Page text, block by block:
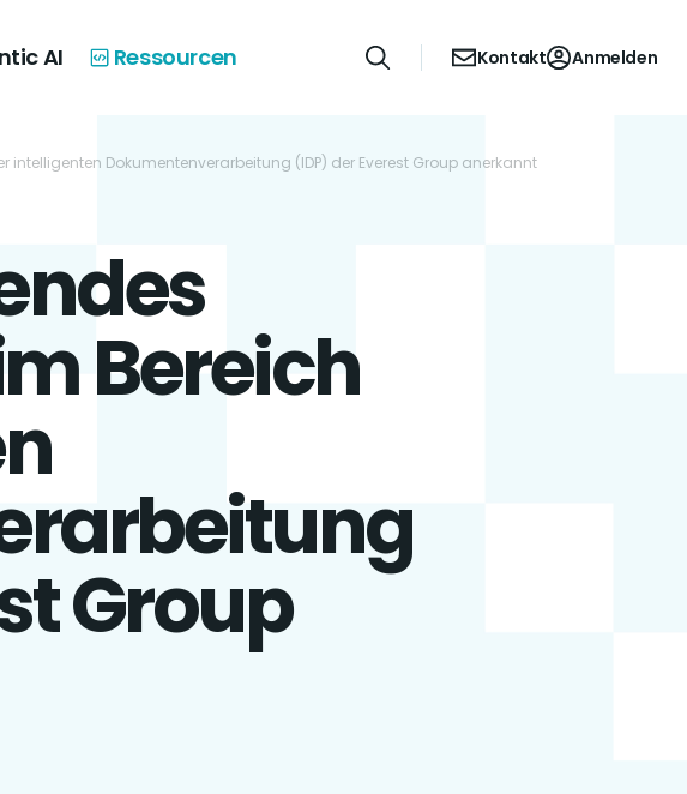
AI Ressourcen Kontakt Anmelden
intelligenten Dokumentenverarbeitung (IDP) der Everest Group anerkannt
Bereich
Group